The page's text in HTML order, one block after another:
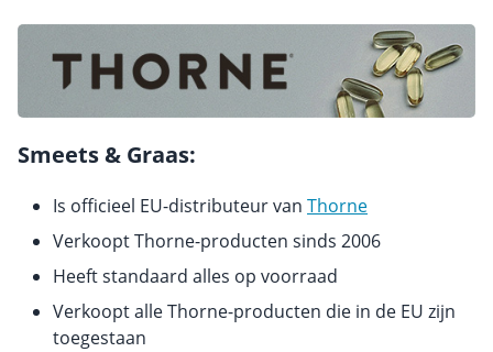
Smeets & Graas:
Is officieel EU-distributeur van Thorne
Verkoopt Thorne-producten sinds 2006
Heeft standaard alles op voorraad
Verkoopt alle Thorne-producten die in de EU zijn
toegestaan